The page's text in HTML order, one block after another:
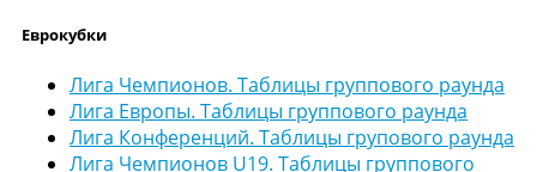
Еврокубки
Лига Чемпионов. Таблицы группового раунда
Лига Европы. Таблицы группового раунда
Лига Конференций. Таблицы групового раунда
Лига Чемпионов U19. Таблицы группового